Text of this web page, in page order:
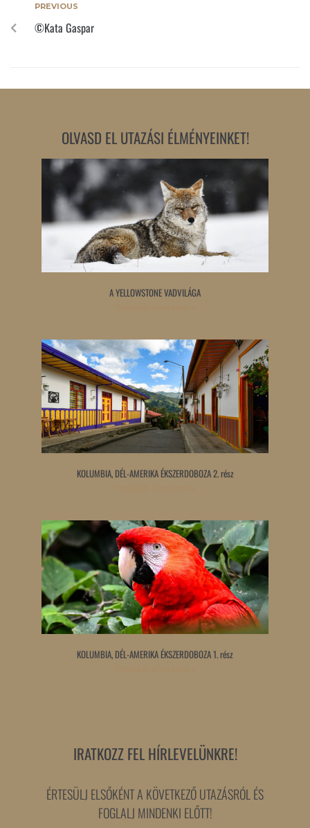
PREVIOUS
©Kata Gaspar
OLVASD EL UTAZÁSI ÉLMÉNYEINKET!
A YELLOWSTONE VADVILÁGA
KOLUMBIA, DÉL-AMERIKA ÉKSZERDOBOZA 2. rész
KOLUMBIA, DÉL-AMERIKA ÉKSZERDOBOZA 1. rész
IRATKOZZ FEL HÍRLEVELÜNKRE!
ÉRTESÜLJ ELSŐKÉNT A KÖVETKEZŐ UTAZÁSRÓL ÉS
FOGLALJ MINDENKI ELŐTT!